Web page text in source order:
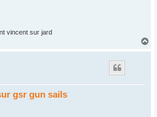
vincent sur jard
gsr gun sails